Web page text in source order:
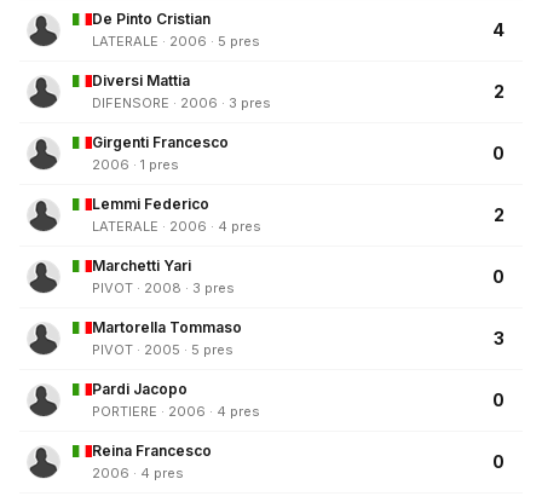
De Pinto Cristian
LATERALE · 2006 · 5 pres
4
Diversi Mattia
DIFENSORE · 2006 · 3 pres
2
Girgenti Francesco
2006 · 1 pres
0
Lemmi Federico
LATERALE · 2006 · 4 pres
2
Marchetti Yari
PIVOT · 2008 · 3 pres
0
Martorella Tommaso
PIVOT · 2005 · 5 pres
3
Pardi Jacopo
PORTIERE · 2006 · 4 pres
0
Reina Francesco
2006 · 4 pres
0